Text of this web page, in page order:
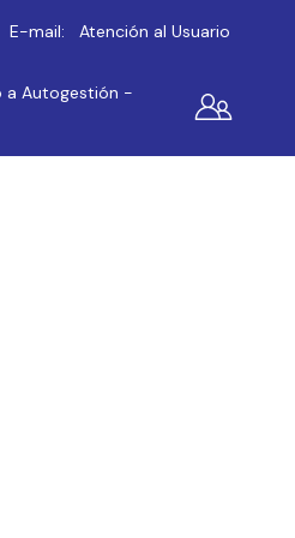
E-mail: Atención al Usuario
a Autogestión -